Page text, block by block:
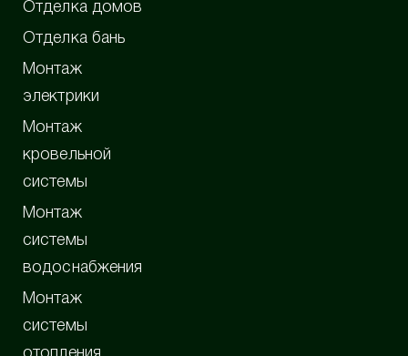
Отделка домов
Отделка бань
Монтаж
электрики
Монтаж
кровельной
системы
Монтаж
системы
водоснабжения
Монтаж
системы